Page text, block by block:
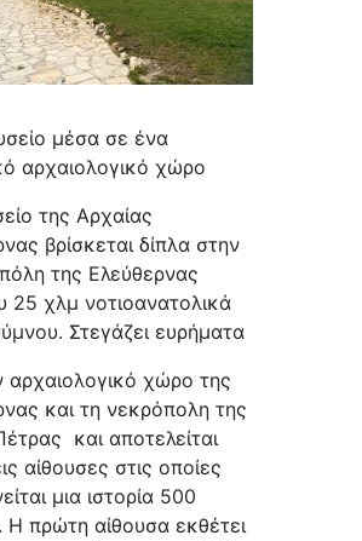
μέσα σε ένα
αρχαιολογικό χώρο
της Αρχαίας
βρίσκεται δίπλα στην
της Ελεύθερνας
25 χλμ νοτιοανατολικά
Στεγάζει ευρήματα
αρχαιολογικό χώρο της
και τη νεκρόπολη της
και αποτελείται
αίθουσες στις οποίες
μια ιστορία 500
Η πρώτη αίθουσα εκθέτει